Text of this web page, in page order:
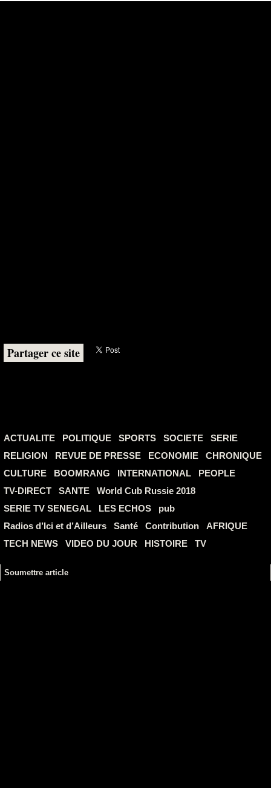
Partager ce site
ACTUALITE POLITIQUE SPORTS SOCIETE
SERIE
RELIGION
REVUE DE PRESSE ECONOMIE
CHRONIQUE
CULTURE
BOOMRANG INTERNATIONAL
PEOPLE
TV-DIRECT
SANTE
World Cub Russie 2018
SERIE TV SENEGAL
LES ECHOS
pub
Radios d’Ici et d’Ailleurs
Santé Contribution
AFRIQUE
TECH NEWS
VIDEO DU JOUR HISTOIRE TV
Soumettre article